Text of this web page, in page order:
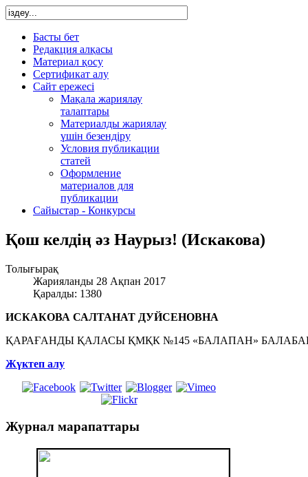
Басты бет
Редакция алқасы
Материал қосу
Сертификат алу
Сайт ережесі
Мақала жариялау
талаптары
Материалды жариялау
үшін безендіру
Условия публикации
статей
Оформление
материалов для
публикации
Сайыстар - Конкурсы
Қош келдің әз Наурыз! (Искакова)
Толығырақ
Жарияланды 28 Ақпан 2017
Қаралды: 1380
ИСКАКОВА САЛТАНАТ ДУЙСЕНОВНА
ҚАРАҒАНДЫ ҚАЛАСЫ ҚМҚК №145 «БАЛАПАН»
Жүктеп алу
Журнал марапаттары